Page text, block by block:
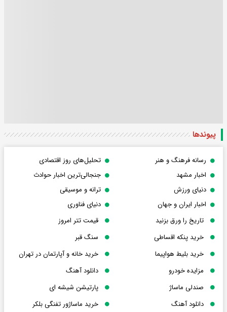
پیوندها
رسانه فرهنگ و هنر
تحلیل‌های روز اقتصادی
اخبار مشهد
جنجالی‌ترین اخبار حوادث
دنیای ورزش
ترانه و موسیقی
اخبار ایران و جهان
دنیای فناوری
تاریخ را ورق بزنید
قیمت تتر امروز
خرید پنکه اقساطی
سنگ قبر
خرید بلیط هواپیما
خرید خانه و آپارتمان در تهران
مزایده خودرو
دانلود آهنگ
صندلی ماساژ
پارتیشن شیشه ای
دانلود آهنگ
خرید ماساژور تفنگی بلکر